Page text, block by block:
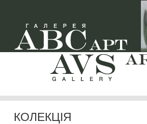
КОЛЕКЦІЯ